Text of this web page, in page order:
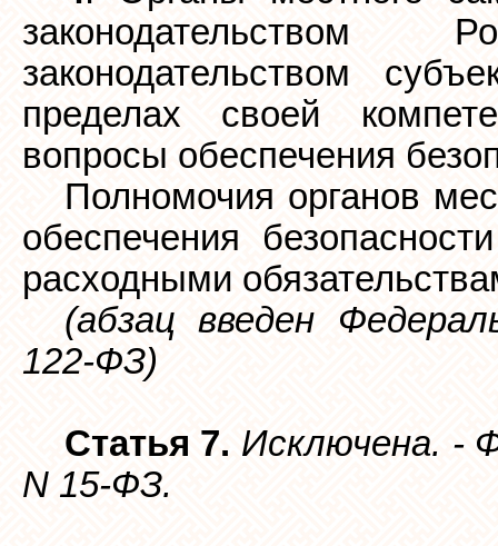
законодательством
пределах своей
вопросы обеспечения
Полномочия органов
обеспечения
расходными
(абзац введен
122-ФЗ)
Статья 7. Исключена. -
N 15-ФЗ.